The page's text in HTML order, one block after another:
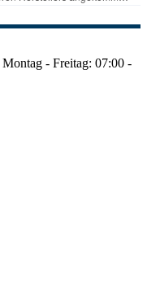
Montag - Freitag: 07:00 -